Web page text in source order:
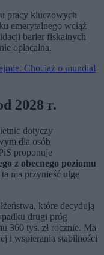
pracy kluczowych
emerytalnego wciąż
barier fiskalnych
opłacalna.
Chociaż o mundial
2028 r.
dotyczy
dla osób
proponuje
z obecnego poziomu
ma przynieść ulgę
które decydują
drugi próg
360 tys. zł rocznie. Ma
i wspierania stabilności